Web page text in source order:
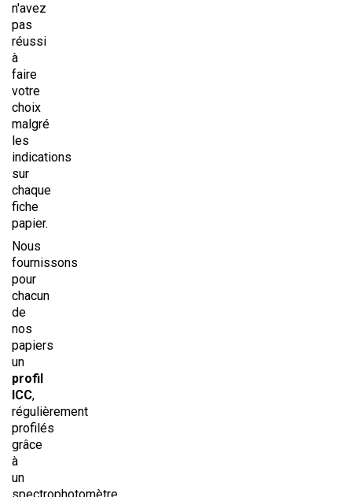
n'avez
pas
réussi
à
faire
votre
choix
malgré
les
indications
sur
chaque
fiche
papier.
Nous
fournissons
pour
chacun
de
nos
papiers
un
profil
ICC,
régulièrement
profilés
grâce
à
un